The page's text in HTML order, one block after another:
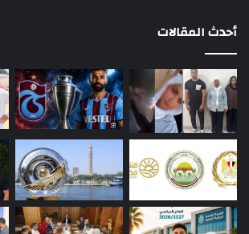
أحدث المقالات